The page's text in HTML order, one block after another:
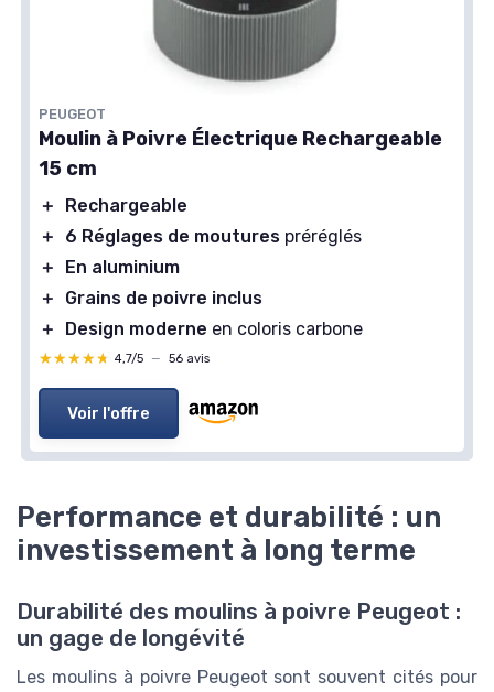
PEUGEOT
Moulin à Poivre Électrique Rechargeable
15 cm
＋
Rechargeable
＋
6 Réglages de moutures préréglés
＋
En aluminium
＋
Grains de poivre inclus
＋
Design moderne en coloris carbone
★★★★★
★★★★★ 4,7/5 — 56 avis
Voir l'offre
Performance et durabilité : un
investissement à long terme
Durabilité des moulins à poivre Peugeot :
un gage de longévité
Les moulins à poivre Peugeot sont souvent cités pour